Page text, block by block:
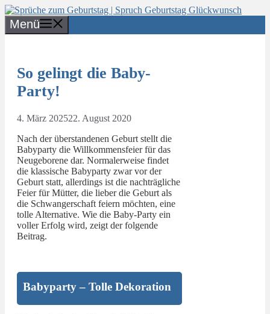
Zum
Inhalt
springen
Menü
So gelingt die Baby-
Party!
4. März 202522. August 2020
Nach der überstandenen Geburt stellt die
Babyparty die Willkommensfeier für das
Neugeborene dar. Normalerweise findet
die klassische Babyparty zwar vor der
Geburt statt, allerdings ist die nachträgliche
Feier für Mütter, die lieber die Geburt als
die Schwangerschaft feiern möchten, eine
tolle Alternative. Wie die Baby-Party ein
voller Erfolg wird, zeigt der folgende
Beitrag.
Babyparty – Tolle Dekoration